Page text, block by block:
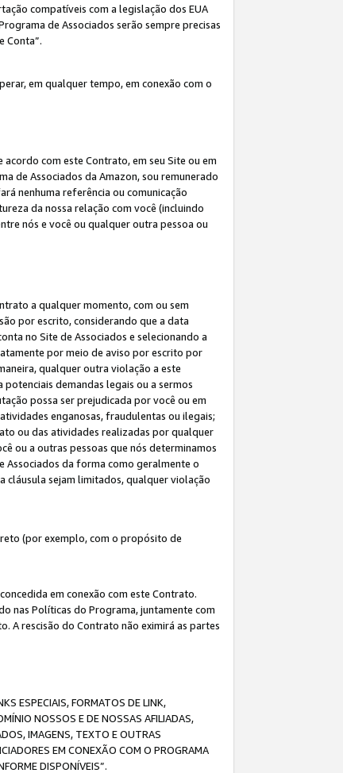
compatíveis com a legislação dos EUA
de Associados serão sempre precisas
Conta”.
em qualquer tempo, em conexão com o
com este Contrato, em seu Site ou em
de Associados da Amazon, sou remunerado
nenhuma referência ou comunicação
da nossa relação com você (incluindo
nós e você ou qualquer outra pessoa ou
a qualquer momento, com ou sem
por escrito, considerando que a data
no Site de Associados e selecionando a
por meio de aviso por escrito por
qualquer outra violação a este
demandas legais ou a sermos
possa ser prejudicada por você ou em
enganosas, fraudulentas ou ilegais;
ou das atividades realizadas por qualquer
ou a outras pessoas que nós determinamos
Associados da forma como geralmente o
cláusula sejam limitados, qualquer violação
(por exemplo, com o propósito de
em conexão com este Contrato.
nas Políticas do Programa, juntamente com
A rescisão do Contrato não eximirá as partes
ESPECIAIS, FORMATOS DE LINK,
NOSSOS E DE NOSSAS AFILIADAS,
IMAGENS, TEXTO E OUTRAS
EM CONEXÃO COM O PROGRAMA
DISPONÍVEIS”.